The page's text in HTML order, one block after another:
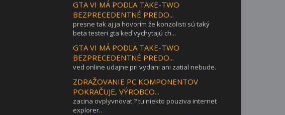
GTA VI MÁ PODĽA TAKE-TWO
BEZPRECEDENTNÉ PREDO...
presne tak aj ja hovorím že konzolisti sú taký
beta testeri gta keď vychytajú ch...
GTA VI MÁ PODĽA TAKE-TWO
BEZPRECEDENTNÉ PREDO...
ved online udajne pri vydani ani zatial nebude.
ZDRAŽOVANIE PC KOMPONENTOV
POKRAČUJE, VÝROBCO...
zacina ovplyvnovat ? tu niekto pouziva internet
explorer..